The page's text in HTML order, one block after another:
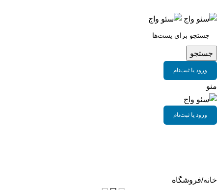
جستجو
ورود یا ثبت‌نام
منو
ورود یا ثبت‌نام
خانه فروشگاه